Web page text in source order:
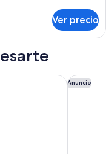
Ver precio
Palm BayAnuncio